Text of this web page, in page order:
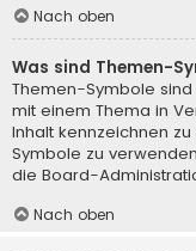
Nach oben
Was sind Themen-
Themen-Symbole
mit einem Thema in
Inhalt kennzeichnen
Symbole zu
die Board-
Nach oben